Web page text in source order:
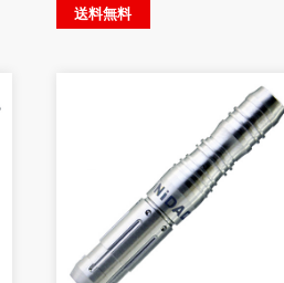
送料無料